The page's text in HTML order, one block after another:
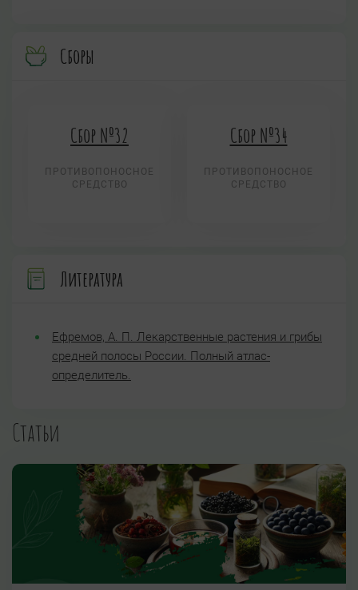
Сборы
Сбор №32
ПРОТИВОПОНОСНОЕ
СРЕДСТВО
Сбор №34
ПРОТИВОПОНОСНОЕ
СРЕДСТВО
Литература
Ефремов, А. П. Лекарственные растения и грибы
средней полосы России. Полный атлас-
определитель.
Статьи